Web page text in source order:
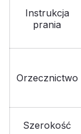
Instrukcja
prania
Orzecznictwo
Szerokość